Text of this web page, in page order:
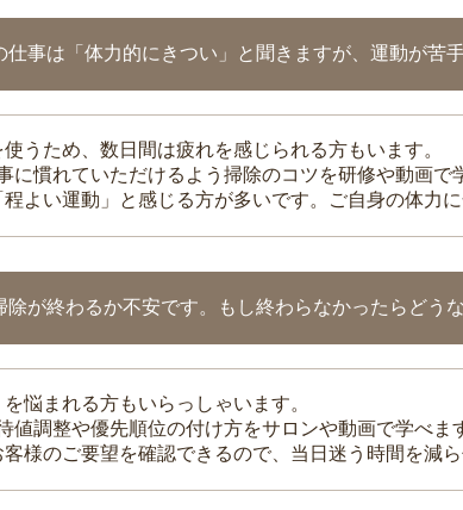
仕事は「体力的にきつい」と聞きますが、運動が苦
うため、数日間は疲れを感じられる方もいます。
に慣れていただけるよう掃除のコツを研修や動画で
よい運動」と感じる方が多いです。ご自身の体力
除が終わるか不安です。もし終わらなかったらどう
悩まれる方もいらっしゃいます。
値調整や優先順位の付け方をサロンや動画で学べま
様のご要望を確認できるので、当日迷う時間を減ら